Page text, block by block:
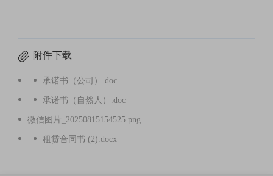
附件下载
承诺书（公司）.doc
承诺书（自然人）.doc
微信图片_20250815154525.png
租赁合同书 (2).docx